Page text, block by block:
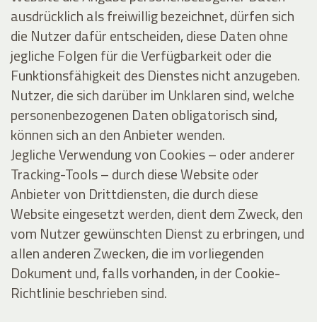
ausdrücklich als freiwillig bezeichnet, dürfen sich
die Nutzer dafür entscheiden, diese Daten ohne
jegliche Folgen für die Verfügbarkeit oder die
Funktionsfähigkeit des Dienstes nicht anzugeben.
Nutzer, die sich darüber im Unklaren sind, welche
personenbezogenen Daten obligatorisch sind,
können sich an den Anbieter wenden.
Jegliche Verwendung von Cookies – oder anderer
Tracking-Tools – durch diese Website oder
Anbieter von Drittdiensten, die durch diese
Website eingesetzt werden, dient dem Zweck, den
vom Nutzer gewünschten Dienst zu erbringen, und
allen anderen Zwecken, die im vorliegenden
Dokument und, falls vorhanden, in der Cookie-
Richtlinie beschrieben sind.